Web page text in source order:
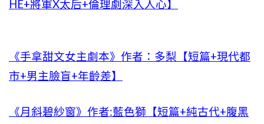
HE+將軍X太后+倫理劇深入人心】
《手拿甜文女主劇本》作者：多梨【短篇+現代都
市+男主臉盲+年齡差】
《月斜碧紗窗》作者:藍色獅【短篇+純古代+腹黑